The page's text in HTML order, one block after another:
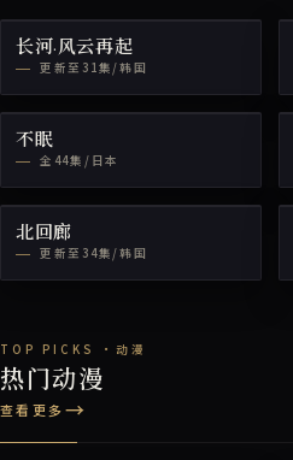
长河·风云再起
更新至31集/韩国
不眠
全44集/日本
北回廊
更新至34集/韩国
热门动漫
查看更多